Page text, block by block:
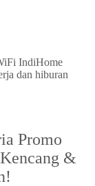
IndiHome
dan hiburan
Promo
&